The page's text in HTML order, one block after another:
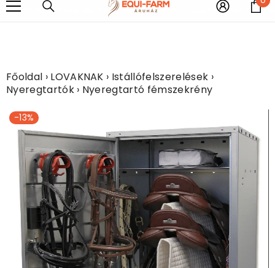
UGRÁS A TARTALOMHOZ
fém vízlehúzót adunk ajándékba!!!! Most minden
Főoldal › LOVAKNAK › Istállófelszerelések ›
Nyeregtartók › Nyeregtartó fémszekrény
-13%